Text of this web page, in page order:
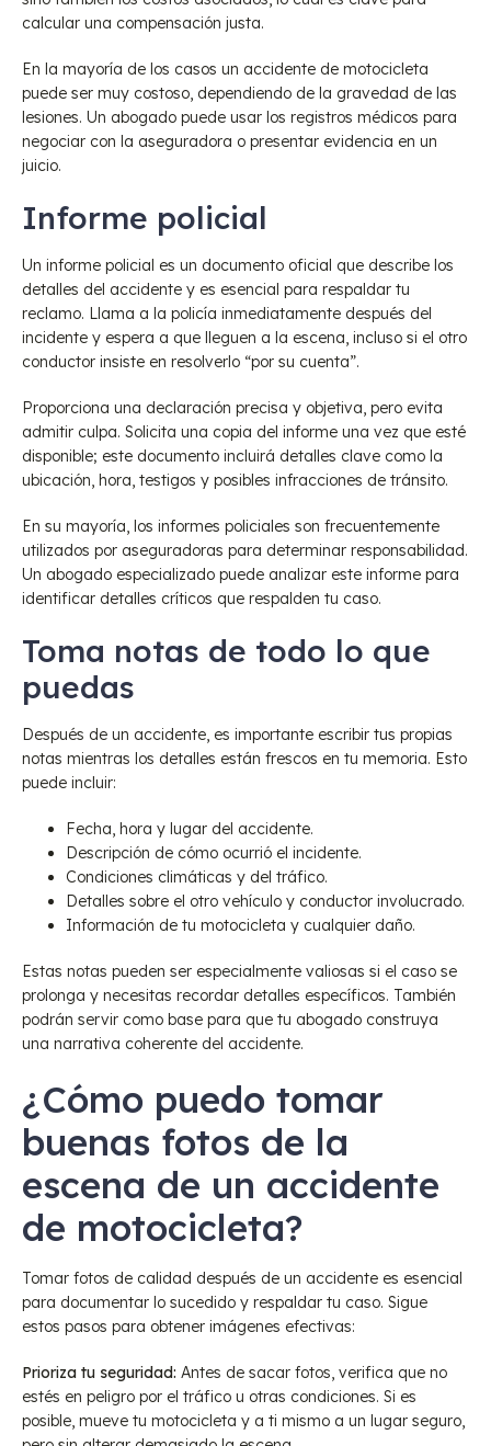
calcular una compensación justa.
En la mayoría de los casos un accidente de motocicleta
puede ser muy costoso, dependiendo de la gravedad de las
lesiones. Un abogado puede usar los registros médicos para
negociar con la aseguradora o presentar evidencia en un
juicio.
Informe policial
Un informe policial es un documento oficial que describe los
detalles del accidente y es esencial para respaldar tu
reclamo. Llama a la policía inmediatamente después del
incidente y espera a que lleguen a la escena, incluso si el otro
conductor insiste en resolverlo “por su cuenta”.
Proporciona una declaración precisa y objetiva, pero evita
admitir culpa. Solicita una copia del informe una vez que esté
disponible; este documento incluirá detalles clave como la
ubicación, hora, testigos y posibles infracciones de tránsito.
En su mayoría, los informes policiales son frecuentemente
utilizados por aseguradoras para determinar responsabilidad.
Un abogado especializado puede analizar este informe para
identificar detalles críticos que respalden tu caso.
Toma notas de todo lo que
puedas
Después de un accidente, es importante escribir tus propias
notas mientras los detalles están frescos en tu memoria. Esto
puede incluir:
Fecha, hora y lugar del accidente.
Descripción de cómo ocurrió el incidente.
Condiciones climáticas y del tráfico.
Detalles sobre el otro vehículo y conductor involucrado.
Información de tu motocicleta y cualquier daño.
Estas notas pueden ser especialmente valiosas si el caso se
prolonga y necesitas recordar detalles específicos. También
podrán servir como base para que tu abogado construya
una narrativa coherente del accidente.
¿Cómo puedo tomar
buenas fotos de la
escena de un accidente
de motocicleta?
Tomar fotos de calidad después de un accidente es esencial
para documentar lo sucedido y respaldar tu caso. Sigue
estos pasos para obtener imágenes efectivas:
Prioriza tu seguridad: Antes de sacar fotos, verifica que no
estés en peligro por el tráfico u otras condiciones. Si es
posible, mueve tu motocicleta y a ti mismo a un lugar seguro,